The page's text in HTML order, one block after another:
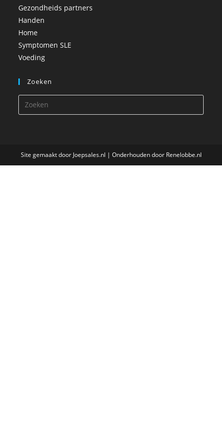
Gezondheids partners
Handen
Home
Symptomen SLE
Voeding
Zoeken
Site gemaakt door Joepsales.nl | Onderhouden door Renelobbe.nl